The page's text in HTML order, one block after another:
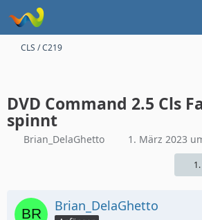
CLS / C219
DVD Command 2.5 Cls
spinnt
Brian_DelaGhetto 1. März 2023
Brian_DelaGhetto